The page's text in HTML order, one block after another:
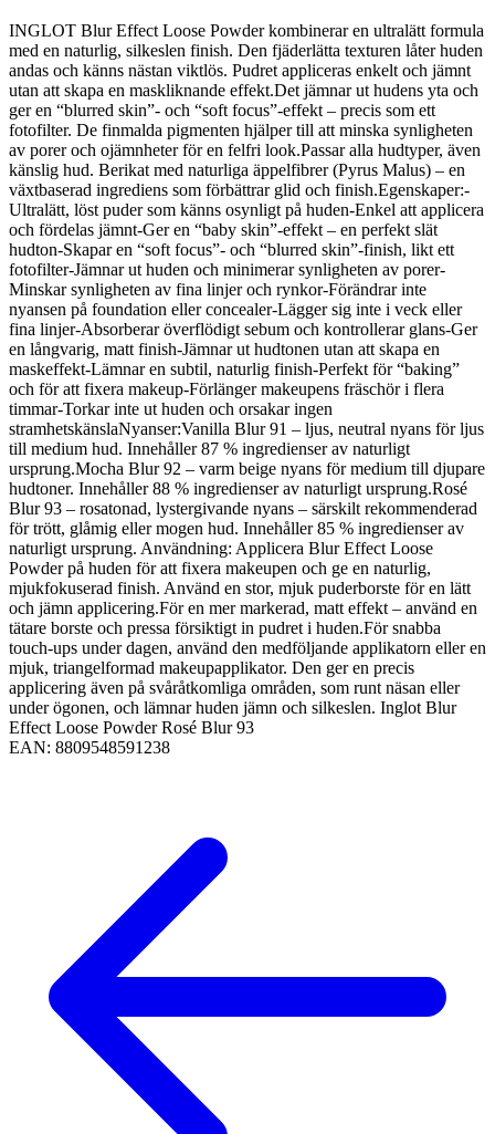
INGLOT Blur Effect Loose Powder kombinerar en ultralätt formula
med en naturlig, silkeslen finish. Den fjäderlätta texturen låter huden
andas och känns nästan viktlös. Pudret appliceras enkelt och jämnt
utan att skapa en maskliknande effekt.Det jämnar ut hudens yta och
ger en “blurred skin”- och “soft focus”-effekt – precis som ett
fotofilter. De finmalda pigmenten hjälper till att minska synligheten
av porer och ojämnheter för en felfri look.Passar alla hudtyper, även
känslig hud. Berikat med naturliga äppelfibrer (Pyrus Malus) – en
växtbaserad ingrediens som förbättrar glid och finish.Egenskaper:-
Ultralätt, löst puder som känns osynligt på huden-Enkel att applicera
och fördelas jämnt-Ger en “baby skin”-effekt – en perfekt slät
hudton-Skapar en “soft focus”- och “blurred skin”-finish, likt ett
fotofilter-Jämnar ut huden och minimerar synligheten av porer-
Minskar synligheten av fina linjer och rynkor-Förändrar inte
nyansen på foundation eller concealer-Lägger sig inte i veck eller
fina linjer-Absorberar överflödigt sebum och kontrollerar glans-Ger
en långvarig, matt finish-Jämnar ut hudtonen utan att skapa en
maskeffekt-Lämnar en subtil, naturlig finish-Perfekt för “baking”
och för att fixera makeup-Förlänger makeupens fräschör i flera
timmar-Torkar inte ut huden och orsakar ingen
stramhetskänslaNyanser:Vanilla Blur 91 – ljus, neutral nyans för ljus
till medium hud. Innehåller 87 % ingredienser av naturligt
ursprung.Mocha Blur 92 – varm beige nyans för medium till djupare
hudtoner. Innehåller 88 % ingredienser av naturligt ursprung.Rosé
Blur 93 – rosatonad, lystergivande nyans – särskilt rekommenderad
för trött, glåmig eller mogen hud. Innehåller 85 % ingredienser av
naturligt ursprung. Användning: Applicera Blur Effect Loose
Powder på huden för att fixera makeupen och ge en naturlig,
mjukfokuserad finish. Använd en stor, mjuk puderborste för en lätt
och jämn applicering.För en mer markerad, matt effekt – använd en
tätare borste och pressa försiktigt in pudret i huden.För snabba
touch-ups under dagen, använd den medföljande applikatorn eller en
mjuk, triangelformad makeupapplikator. Den ger en precis
applicering även på svåråtkomliga områden, som runt näsan eller
under ögonen, och lämnar huden jämn och silkeslen. Inglot Blur
Effect Loose Powder Rosé Blur 93
EAN: 8809548591238